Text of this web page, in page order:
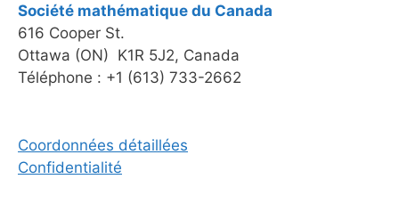
Société mathématique du Canada
616 Cooper St.
Ottawa (ON) K1R 5J2, Canada
Téléphone : +1 (613) 733-2662
Coordonnées détaillées
Confidentialité